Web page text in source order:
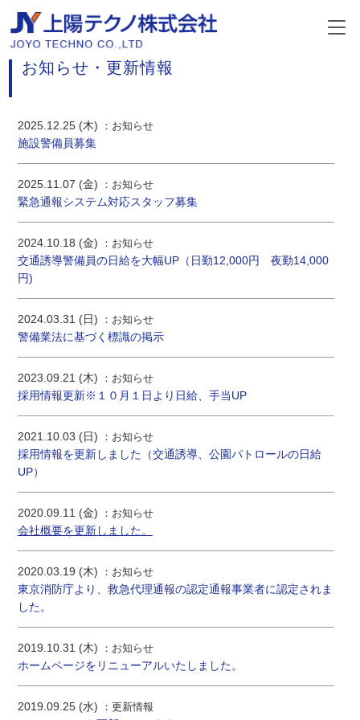
INFORMATION
お知らせ・更新情報
2025.12.25 (木) お知らせ
施設警備員募集
2025.11.07 (金) お知らせ
緊急通報システム対応スタッフ募集
2024.10.18 (金) お知らせ
交通誘導警備員の日給を大幅UP（日勤12,000円 夜勤14,000
円)
2024.03.31 (日) お知らせ
警備業法に基づく標識の掲示
2023.09.21 (木) お知らせ
採用情報更新※１０月１日より日給、手当UP
2021.10.03 (日) お知らせ
採用情報を更新しました（交通誘導、公園パトロールの日給
UP）
2020.09.11 (金) お知らせ
会社概要を更新しました。
2020.03.19 (木) お知らせ
東京消防庁より、救急代理通報の認定通報事業者に認定されま
した。
2019.10.31 (木) お知らせ
ホームページをリニューアルいたしました。
2019.09.25 (水) 更新情報